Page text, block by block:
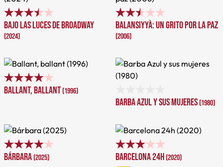
Bajo las luces de Broadway
(2024)
Balansiyyà: un grito por la paz
(2006)
Ballant, ballant(1996)
Barba Azul y sus mujeres(1980)
Bárbara(2025) Barcelona 24h(2020)